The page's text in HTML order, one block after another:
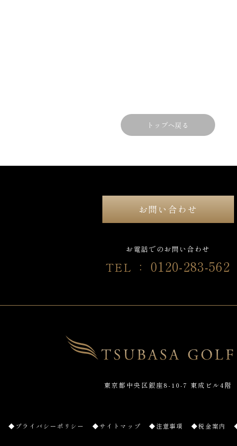
トップへ戻る
お問い合わせ
お電話でのお問い合わせ
TEL ： 0120-283-562
東京都中央区銀座8-10-7 東成ビル4階
◆プライバシーポリシー ◆サイトマップ ◆注意事項 ◆税金案内